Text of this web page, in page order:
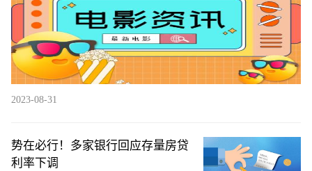
2023-08-31
势在必行！多家银行回应存量房贷
利率下调